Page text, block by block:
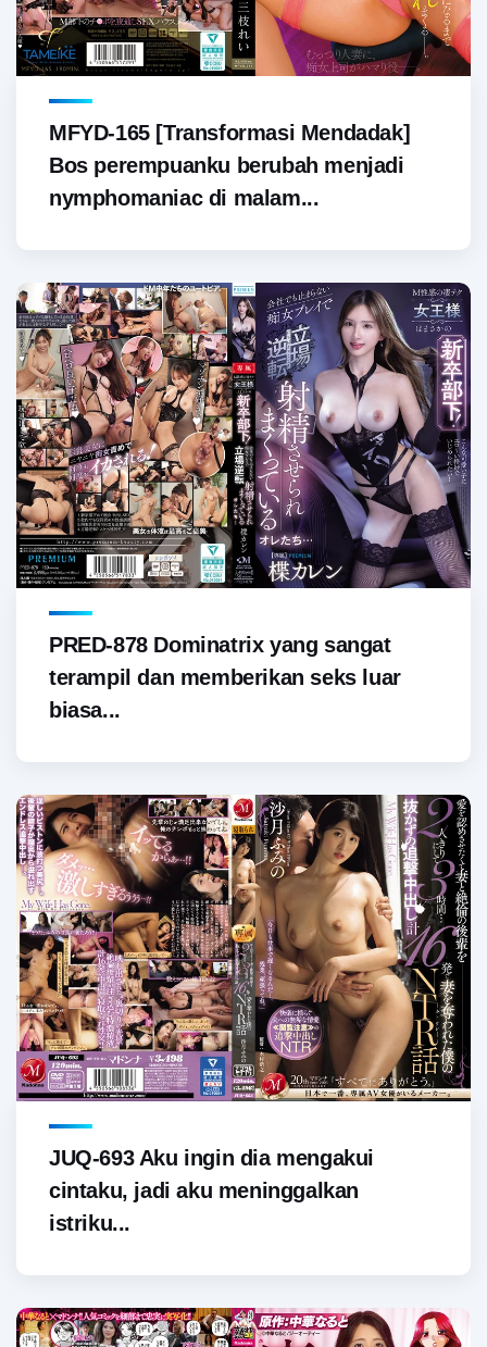
MFYD-165 [Transformasi Mendadak]
Bos perempuanku berubah menjadi
nymphomaniac di malam...
PRED-878 Dominatrix yang sangat
terampil dan memberikan seks luar
biasa...
JUQ-693 Aku ingin dia mengakui
cintaku, jadi aku meninggalkan
istriku...